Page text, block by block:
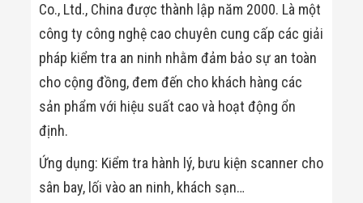
Máy Dò Kim
Loại Công
Nghiệp
Thiết Bị Công
Nghệ Cao
Ống Nhòm
Chuyên Dụng
Đo Lực - Sức
Máy Kiểm Tra
Co., Ltd., China được thành lập năm 2000. Là một
công ty công nghệ cao chuyên cung cấp các giải
pháp kiểm tra an ninh nhằm đảm bảo sự an toàn
cho cộng đồng, đem đến cho khách hàng các
sản phẩm với hiệu suất cao và hoạt động ổn
định.
Ứng dụng: Kiểm tra hành lý, bưu kiện scanner cho
sân bay, lối vào an ninh, khách sạn…